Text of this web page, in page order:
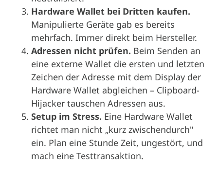
Hardware Wallet bei Dritten kaufen.
Manipulierte Geräte gab es bereits
mehrfach. Immer direkt beim Hersteller.
Adressen nicht prüfen. Beim Senden an
eine externe Wallet die ersten und letzten
Zeichen der Adresse mit dem Display der
Hardware Wallet abgleichen – Clipboard-
Hijacker tauschen Adressen aus.
Setup im Stress. Eine Hardware Wallet
richtet man nicht „kurz zwischendurch"
ein. Plan eine Stunde Zeit, ungestört, und
mach eine Testtransaktion.